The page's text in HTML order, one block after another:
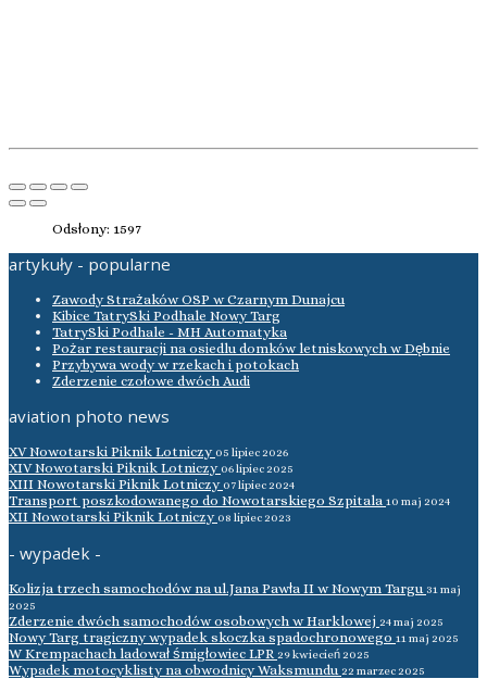
Odsłony: 1597
artykuły - popularne
Zawody Strażaków OSP w Czarnym Dunajcu
Kibice TatrySki Podhale Nowy Targ
TatrySki Podhale - MH Automatyka
Pożar restauracji na osiedlu domków letniskowych w Dębnie
Przybywa wody w rzekach i potokach
Zderzenie czołowe dwóch Audi
aviation photo news
XV Nowotarski Piknik Lotniczy 05 lipiec 2026
XIV Nowotarski Piknik Lotniczy 06 lipiec 2025
XIII Nowotarski Piknik Lotniczy 07 lipiec 2024
Transport poszkodowanego do Nowotarskiego Szpitala 10 maj 2024
XII Nowotarski Piknik Lotniczy 08 lipiec 2023
- wypadek -
Kolizja trzech samochodów na ul.Jana Pawła II w Nowym Targu 31 maj
2025
Zderzenie dwóch samochodów osobowych w Harklowej 24 maj 2025
Nowy Targ tragiczny wypadek skoczka spadochronowego 11 maj 2025
W Krempachach ladował śmigłowiec LPR 29 kwiecień 2025
Wypadek motocyklisty na obwodnicy Waksmundu 22 marzec 2025